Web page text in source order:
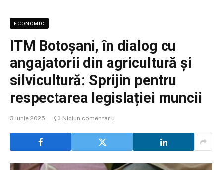
ECONOMIC
ITM Botoșani, în dialog cu
angajatorii din agricultură și
silvicultură: Sprijin pentru
respectarea legislației muncii
3 iunie 2025 Niciun comentariu